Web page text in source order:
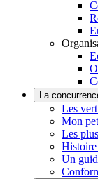
La
Les
Mon
Les
Histoire
Un